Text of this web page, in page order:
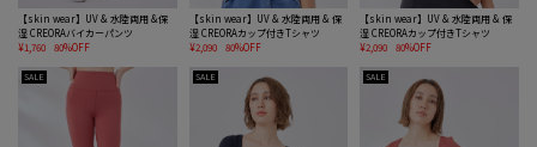
【skin wear】UV & 水陸両用 &保
湿 CREORAバイカーパンツ
¥1,760
80%OFF
【skin wear】UV & 水陸両用 & 保
湿 CREORAカップ付きTシャツ
¥2,090
80%OFF
【skin wear】UV & 水陸両用 & 保
湿 CREORAカップ付きTシャツ
¥2,090
80%OFF
SALE SALE SALE